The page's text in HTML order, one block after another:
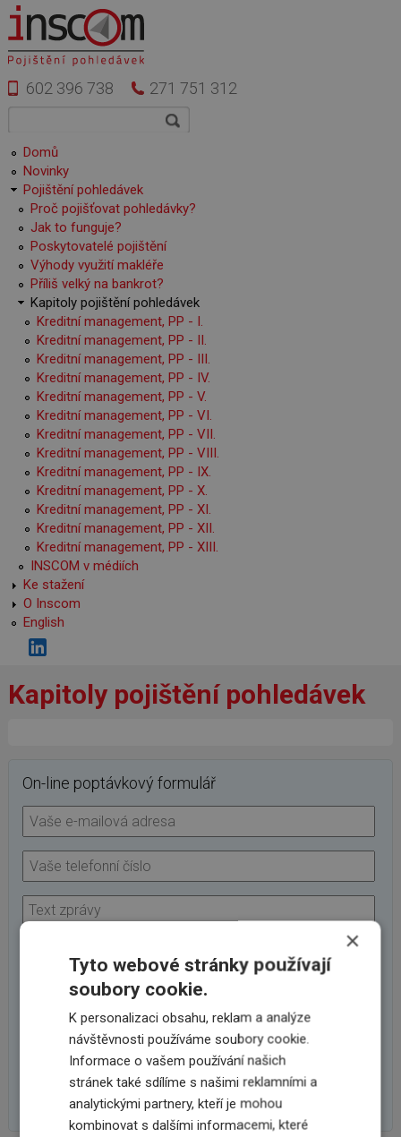
Přejít k hlavnímu obsahu
602 396 738 271 751 312
Hlavní menu
Domů
Novinky
Pojištění pohledávek
Proč pojišťovat pohledávky?
Jak to funguje?
Poskytovatelé pojištění
Výhody využití makléře
Příliš velký na bankrot?
Kapitoly pojištění pohledávek
Kreditní management, PP - I.
Kreditní management, PP - II.
Kreditní management, PP - III.
Kreditní management, PP - IV.
Kreditní management, PP - V.
Kreditní management, PP - VI.
Kreditní management, PP - VII.
Kreditní management, PP - VIII.
Kreditní management, PP - IX.
Kreditní management, PP - X.
Kreditní management, PP - XI.
Kreditní management, PP - XII.
Kreditní management, PP - XIII.
INSCOM v médiích
Ke stažení
O Inscom
English
Kapitoly pojištění pohledávek
On-line poptávkový formulář
×
Tyto webové stránky používají
soubory cookie.
K personalizaci obsahu, reklam a analýze
návštěvnosti používáme soubory cookie.
Informace o vašem používání našich
stránek také sdílíme s našimi reklamními a
analytickými partnery, kteří je mohou
kombinovat s dalšími informacemi, které